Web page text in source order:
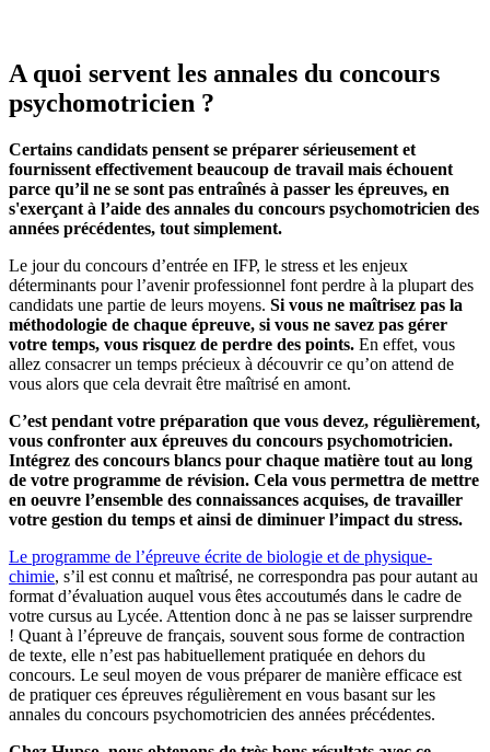
A quoi servent les annales du concours
psychomotricien ?
Certains candidats pensent se préparer sérieusement et
fournissent effectivement beaucoup de travail mais échouent
parce qu’il ne se sont pas entraînés à passer les épreuves, en
s'exerçant à l’aide des annales du concours psychomotricien des
années précédentes, tout simplement.
Le jour du concours d’entrée en IFP, le stress et les enjeux
déterminants pour l’avenir professionnel font perdre à la plupart des
candidats une partie de leurs moyens. Si vous ne maîtrisez pas la
méthodologie de chaque épreuve, si vous ne savez pas gérer
votre temps, vous risquez de perdre des points. En effet, vous
allez consacrer un temps précieux à découvrir ce qu’on attend de
vous alors que cela devrait être maîtrisé en amont.
C’est pendant votre préparation que vous devez, régulièrement,
vous confronter aux épreuves du concours psychomotricien.
Intégrez des concours blancs pour chaque matière tout au long
de votre programme de révision. Cela vous permettra de mettre
en oeuvre l’ensemble des connaissances acquises, de travailler
votre gestion du temps et ainsi de diminuer l’impact du stress.
Le programme de l’épreuve écrite de biologie et de physique-
chimie, s’il est connu et maîtrisé, ne correspondra pas pour autant au
format d’évaluation auquel vous êtes accoutumés dans le cadre de
votre cursus au Lycée. Attention donc à ne pas se laisser surprendre
! Quant à l’épreuve de français, souvent sous forme de contraction
de texte, elle n’est pas habituellement pratiquée en dehors du
concours. Le seul moyen de vous préparer de manière efficace est
de pratiquer ces épreuves régulièrement en vous basant sur les
annales du concours psychomotricien des années précédentes.